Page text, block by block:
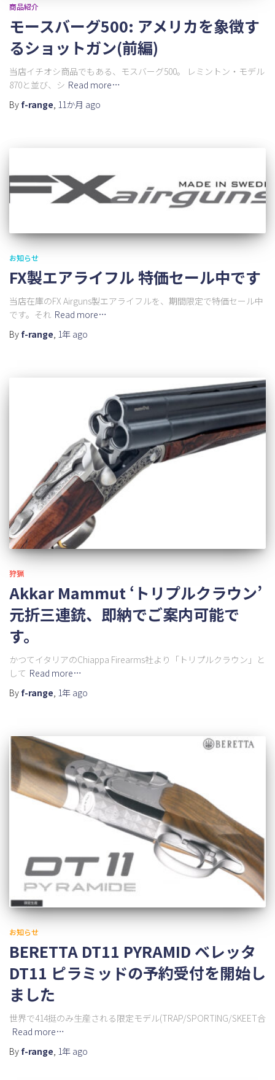
商品紹介
モースバーグ500: アメリカを象徴す
るショットガン(前編)
当店イチオシ商品でもある、モスバーグ500。 レミントン・モデル
870と並び、シ Read more…
By f-range 11か月 ago
お知らせ
FX製エアライフル 特価セール中です
当店在庫のFX Airguns製エアライフルを、期間限定で特価セール中
です。それ Read more…
By f-range, 1年 ago
狩猟
Akkar Mammut ‘トリプルクラウン’
元折三連銃、即納でご案内可能で
す。
かつてイタリアのChiappa Firearms社より「トリプルクラウン」と
して Read more…
By f-range 1年 ago
お知らせ
BERETTA DT11 PYRAMID ベレッタ
DT11 ピラミッドの予約受付を開始し
ました
世界で414挺のみ生産される限定モデル(TRAP/SPORTING/SKEET合
Read more…
By f-range 1年 ago